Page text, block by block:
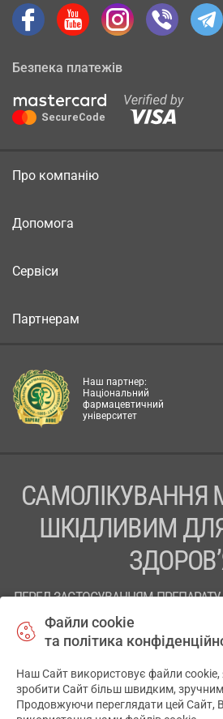
Безпека платежів
Про компанію
Допомога
Сервіси
Партнерам
Наш партнер:
Національний
фармацевтичний
університет
САМОЛІКУВАННЯ
ШКІДЛИВИМ
ПЕРЕД ЗАСТОСУВАННЯМ
ТОВ «АПТЕКА 911.ЮА» Код
Відмова від
© 2014-2026. Медична інформаційна
Файли cookie
та політика
Наш Сайт використовує файли
зробити Сайт більш швидким,
Продовжуючи переглядати цей Сайт,